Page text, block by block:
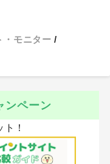
・モニター
ンペーン
！